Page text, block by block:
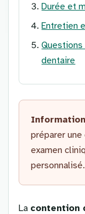
Durée et
Entretien
dentaire
préparer
examen
personnalisé.
La contention